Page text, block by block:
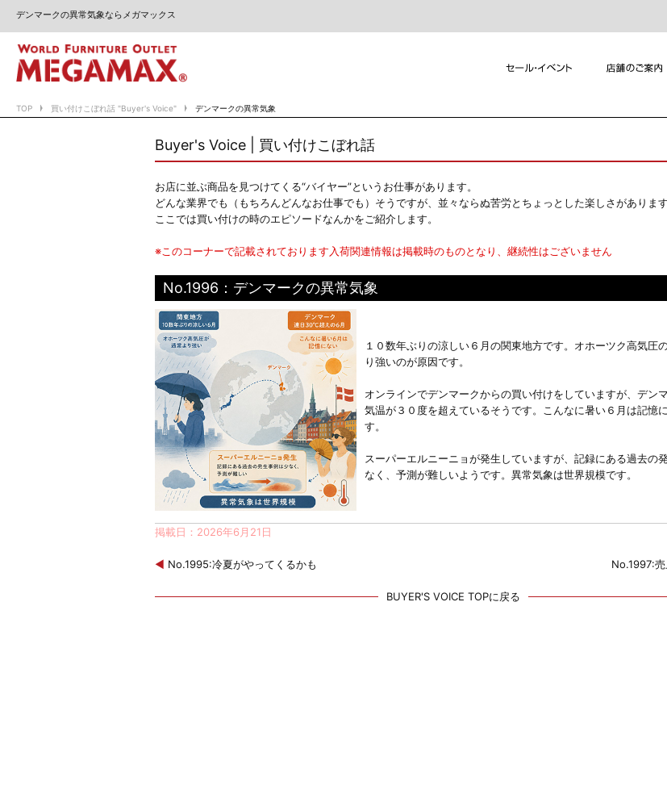
デンマークの異常気象ならメガマックス
TOP 買い付けこぼれ話 "Buyer's Voice" デンマークの異常気象
Buyer's Voice | 買い付けこぼれ話
お店に並ぶ商品を見つけてくる“バイヤー”というお仕事があります。
どんな業界でも（もちろんどんなお仕事でも）そうですが、並々ならぬ苦労とちょっとした楽しさがあります
ここでは買い付けの時のエピソードなんかをご紹介します。
※このコーナーで記載されております入荷関連情報は掲載時のものとなり、継続性はございません
No.1996：デンマークの異常気象
１０数年ぶりの涼しい６月の関東地方です。オホーツク高気圧
り強いのが原因です。
オンラインでデンマークからの買い付けをしていますが、デン
気温が３０度を超えているそうです。こんなに暑い６月は記憶
す。
スーパーエルニーニョが発生していますが、記録にある過去の
なく、予測が難しいようです。異常気象は世界規模です。
掲載日：2026年6月21日
◀ No.1995:冷夏がやってくるかも No.1997:
BUYER'S VOICE TOPに戻る